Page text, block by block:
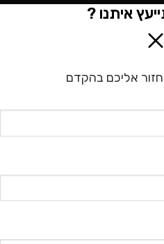
איתנו ?
אליכם בהקדם